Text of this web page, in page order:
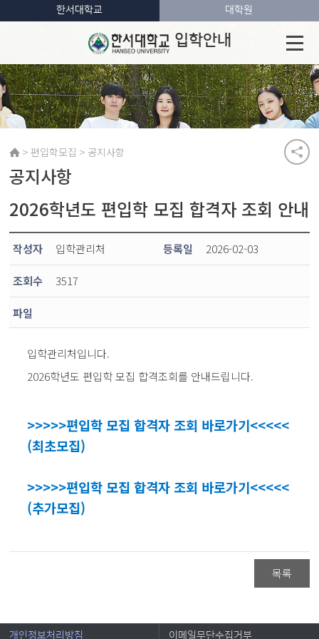
입학안내
한서대학교 대학원
>편입학모집 > 공지사항
공지사항
2026학년도 편입학 모집 합격자 조회 안내
작성자 입학관리처 등록일 2026-02-03
조회수 3517
파일
입학관리처입니다.
2026학년도 편입학 모집 합격조회를 안내드립니다.
>>>>>편입학 모집 합격자 조회 바로가기<<<<<
(최초모집)
>>>>>편입학 모집 합격자 조회 바로가기<<<<<
(추가모집)
목록
개인정보처리방침 이메일무단수집거부